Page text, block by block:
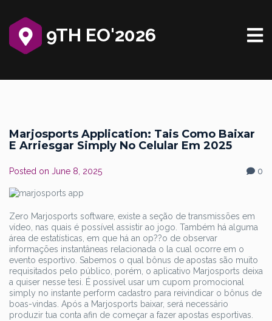
9TH EO'2026
Marjosports Application: Tais Como Baixar
E Arriesgar Simply No Celular Em 2025
Posted on June 8, 2025 0
Zero Marjosports software, existe a seção de transmissões em
vídeo, nas quais é possível assistir ao jogo. Também há alguma
área de estatísticas, em que há an op??o de observar
informações instantâneas relacionada o la cual ocorre em o
evento esportivo. Sabemos o qual bônus de apostas são muito
requisitados pelo público, porém, o aplicativo Marjosports deixa
a quiser nesse tesi. É possível usar um cupom promocional
simply no instante perform cadastro para reivindicar o bônus de
boas-vindas. Após a Marjosports baixar, será necessário
produzir tua conta afin de começar a fazer apostas esportivas.